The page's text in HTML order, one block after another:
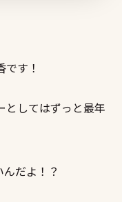
す！
としてはずっと最年
だよ！？